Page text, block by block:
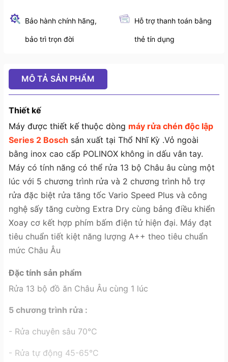
Bảo hành chính hãng,
bảo trì trọn đời
Hỗ trợ thanh toán bằng
thẻ tín dụng
MÔ TẢ SẢN PHẨM
Thiết kế
Máy được thiết kế thuộc dòng máy rửa chén độc lập
Series 2 Bosch sản xuất tại Thổ Nhĩ Kỳ .Vỏ ngoài
bằng inox cao cấp POLINOX không in dấu vân tay.
Máy có tính năng có thể rửa 13 bộ Châu âu cùng một
lúc với 5 chương trình rửa và 2 chương trình hỗ trợ
rửa đặc biệt rửa tăng tốc Vario Speed Plus và công
nghệ sấy tăng cường Extra Dry cùng bảng điều khiển
Xoay cơ kết hợp phím bấm điện tử hiện đại. Máy đạt
tiêu chuẩn tiết kiệt năng lượng A++ theo tiêu chuẩn
mức Châu Âu
Đặc tính sản phẩm
Rửa 13 bộ đồ ăn Châu Âu cùng 1 lúc
5 chương trình rửa :
- Rửa chuyên sâu 70°C
- Rửa tự động 45-65°C